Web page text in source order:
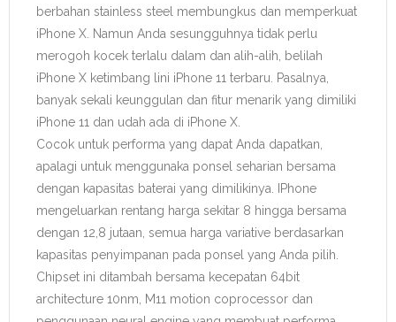
berbahan stainless steel membungkus dan memperkuat
iPhone X. Namun Anda sesungguhnya tidak perlu
merogoh kocek terlalu dalam dan alih-alih, belilah
iPhone X ketimbang lini iPhone 11 terbaru. Pasalnya,
banyak sekali keunggulan dan fitur menarik yang dimiliki
iPhone 11 dan udah ada di iPhone X.
Cocok untuk performa yang dapat Anda dapatkan,
apalagi untuk menggunaka ponsel seharian bersama
dengan kapasitas baterai yang dimilikinya. IPhone
mengeluarkan rentang harga sekitar 8 hingga bersama
dengan 12,8 jutaan, semua harga variative berdasarkan
kapasitas penyimpanan pada ponsel yang Anda pilih.
Chipset ini ditambah bersama kecepatan 64bit
architecture 10nm, M11 motion coprocessor dan